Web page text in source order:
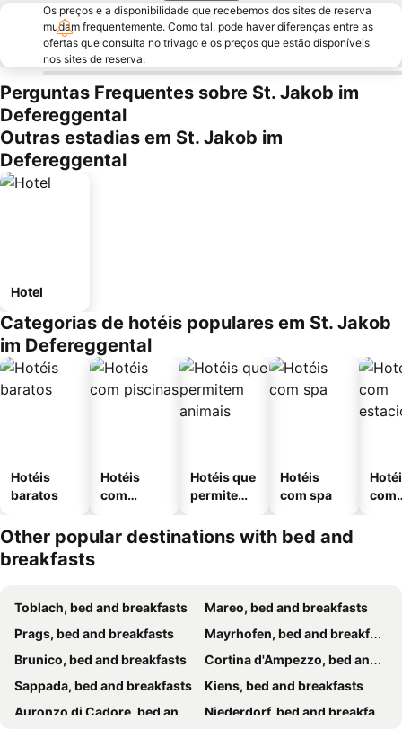
Os preços e a disponibilidade que recebemos dos sites de reserva
mudam frequentemente. Como tal, pode haver diferenças entre as
ofertas que consulta no trivago e os preços que estão disponíveis
nos sites de reserva.
Perguntas Frequentes sobre St. Jakob im
Defereggental
Outras estadias em St. Jakob im
Defereggental
Hotel
Categorias de hotéis populares em St. Jakob
im Defereggental
Hotéis
baratos
Hotéis
com
Hotéis que
permitem
Hotéis
com spa
com
Other popular destinations with bed and
breakfasts
Toblach, bed and breakfasts
Mareo, bed and breakfasts
Prags, bed and breakfasts
Mayrhofen, bed and breakfasts
Brunico, bed and breakfasts
Cortina d'Ampezzo, bed and breakfasts
Sappada, bed and breakfasts
Kiens, bed and breakfasts
Auronzo di Cadore, bed and breakfasts
Niederdorf, bed and breakfasts